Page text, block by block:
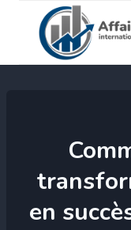
contenu
en